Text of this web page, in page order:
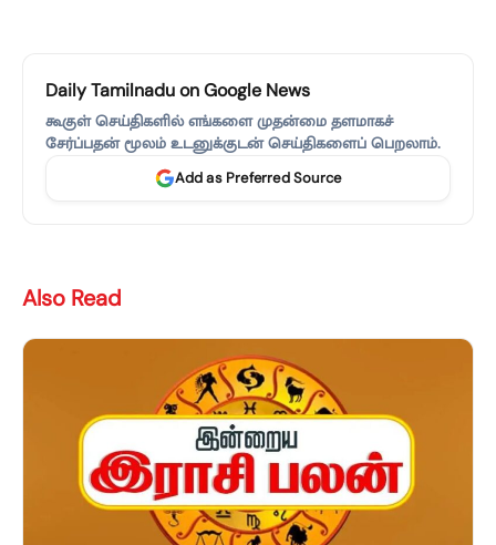
Daily Tamilnadu on Google News
கூகுள் செய்திகளில் எங்களை முதன்மை தளமாகச்
சேர்ப்பதன் மூலம் உடனுக்குடன் செய்திகளைப் பெறலாம்.
Add as Preferred Source
Also Read